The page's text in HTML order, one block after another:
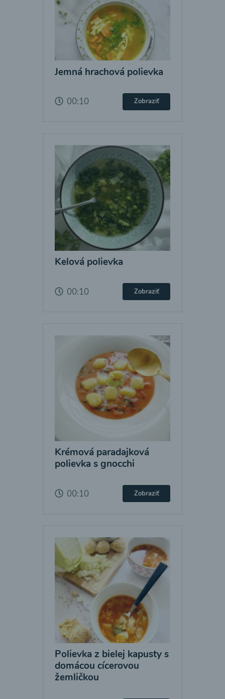
Jemná hrachová polievka
00:10 Zobraziť
Kelová polievka
00:10 Zobraziť
Krémová paradajková
polievka s gnocchi
00:10 Zobraziť
Polievka z bielej kapusty s
domácou cícerovou
žemličkou